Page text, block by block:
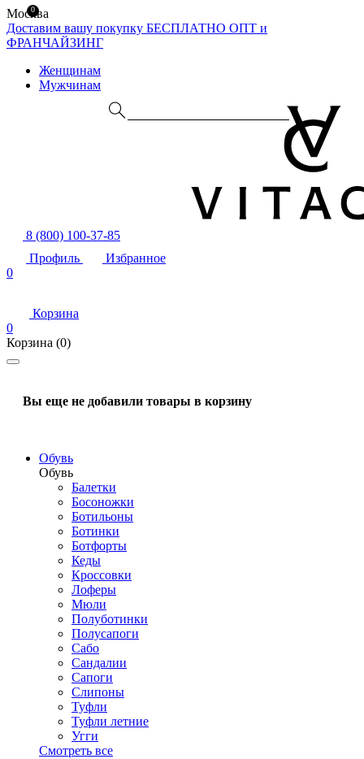
Москва
Доставим вашу покупку БЕСПЛАТНО ОПТ и
ФРАНЧАЙЗИНГ
Женщинам
Мужчинам
8 (800) 100-37-85
Профиль
Избранное
0
Корзина
0
Корзина (0)
Вы еще не добавили товары в корзину
Обувь
Обувь
Балетки
Босоножки
Ботильоны
Ботинки
Ботфорты
Кеды
Кроссовки
Лоферы
Мюли
Полуботинки
Полусапоги
Сабо
Сандалии
Сапоги
Слипоны
Туфли
Туфли летние
Угги
Смотреть все
0